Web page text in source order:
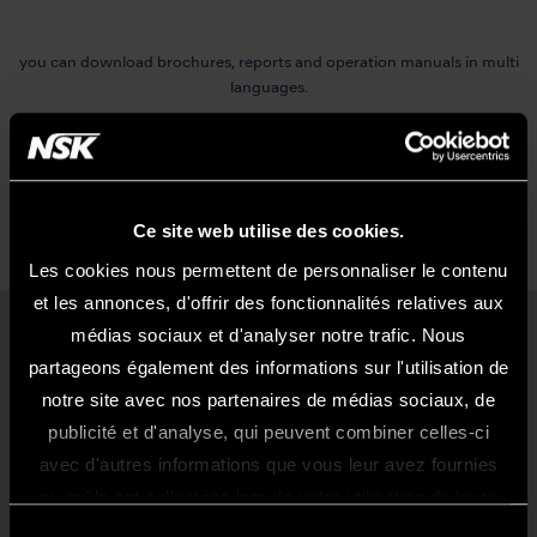
Ce site web utilise des cookies.
Les cookies nous permettent de personnaliser le contenu
et les annonces, d'offrir des fonctionnalités relatives aux
médias sociaux et d'analyser notre trafic. Nous
partageons également des informations sur l'utilisation de
notre site avec nos partenaires de médias sociaux, de
publicité et d'analyse, qui peuvent combiner celles-ci
avec d'autres informations que vous leur avez fournies
Bienvenue Sur Le Site NSK France
you can download brochures, reports and operation manuals in multi
languages.
Produits
Turbines
Contre-angles